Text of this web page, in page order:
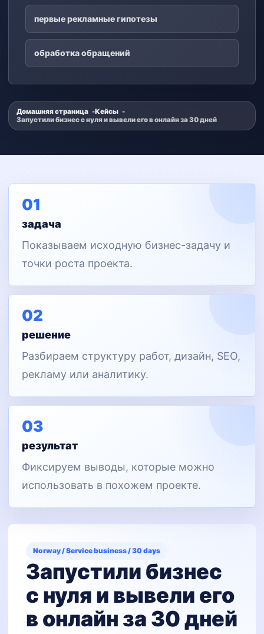
первые рекламные гипотезы
обработка обращений
Домашняя страница
Кейсы
Запустили бизнес с нуля и вывели его в онлайн за 30 дней
01
задача
Показываем исходную бизнес-задачу и
точки роста проекта.
02
решение
Разбираем структуру работ, дизайн, SEO,
рекламу или аналитику.
03
результат
Фиксируем выводы, которые можно
использовать в похожем проекте.
Norway / Service business / 30 days
Запустили бизнес
с нуля и вывели его
в онлайн за 30 дней